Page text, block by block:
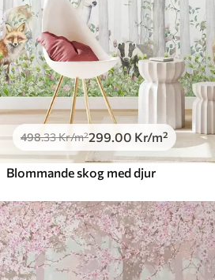
498.33Kr/m²299.00 Kr/m²
Blommande skog med djur